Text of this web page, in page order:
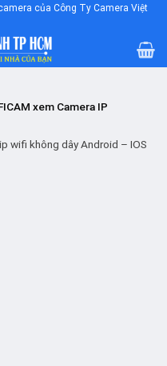
của Công Ty Camera Việt
xem Camera IP
wifi không dây Android – IOS